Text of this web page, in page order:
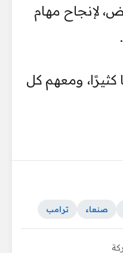
لإنجاح مهام
ومعهم كل
صنعاء ترامب